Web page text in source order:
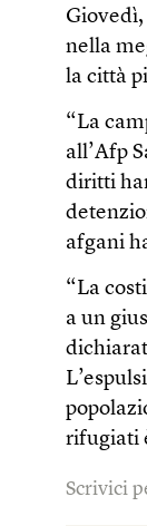
Giovedì,
nella
la città
“La
all’Afp
diritti
afgani
“La
a un
rifugiati
Scrivici